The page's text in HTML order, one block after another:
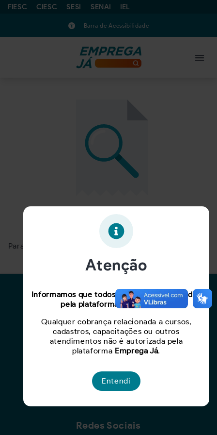
FIESC CIESC SESI SENAI IEL
Barra de Acessibilidade
Oportunidade expirada!
Para ver mais, acesse a páginaBuscar Oportunidades.
Para Candidatos
Cadastro de Currículo
Capacite-se
Criar Oportunidade
Redes Sociais
Atenção
Informamos que todos os serviços oferecidos
pela plataforma são gratuitos.
Qualquer cobrança relacionada a cursos,
cadastros, capacitações ou outros
atendimentos não é autorizada pela
plataforma Emprega Já.
Entendi